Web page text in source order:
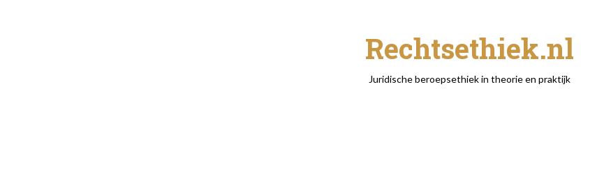
Rechtsethiek.nl
Juridische beroepsethiek in theorie en praktijk